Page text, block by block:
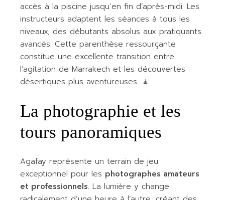
accès à la piscine jusqu’en fin d’après-midi. Les
instructeurs adaptent les séances à tous les
niveaux, des débutants absolus aux pratiquants
avancés. Cette parenthèse ressourçante
constitue une excellente transition entre
l’agitation de Marrakech et les découvertes
désertiques plus aventureuses. 🧘
La photographie et les
tours panoramiques
Agafay représente un terrain de jeu
exceptionnel pour les photographes amateurs
et professionnels. La lumière y change